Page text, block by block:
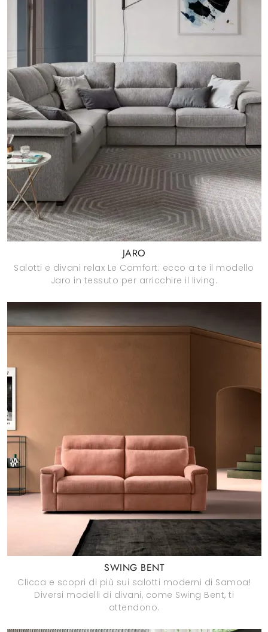
JARO
Salotti e divani relax Le Comfort: ecco a te il modello
Jaro in tessuto per arricchire il living.
SWING BENT
Clicca e scopri di più sui salotti moderni di Samoa!
Diversi modelli di divani, come Swing Bent, ti
attendono.